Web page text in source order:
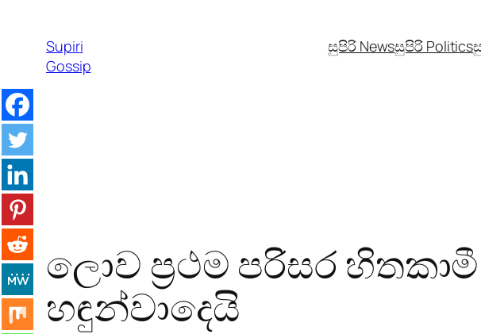
contentSupiri
Gossip
සුපිරි Newsසුපිරි Politics
ලොව ප්‍රථම පරිසර
හඳුන්වාදෙයි